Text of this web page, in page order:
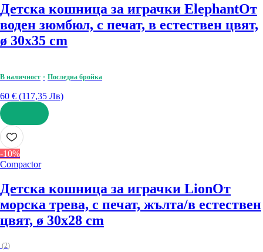
Детска кошница за играчки ElephantОт
воден зюмбюл, с печат, в естествен цвят,
ø 30x35 cm
В наличност Последна бройка
60 € (117,35 Лв)
ДОБАВИ
-10%
Compactor
Детска кошница за играчки LionОт
морска трева, с печат, жълта/в естествен
цвят, ø 30x28 cm
(2)